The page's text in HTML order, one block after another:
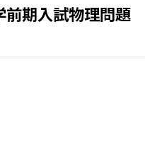
期入試物理問題